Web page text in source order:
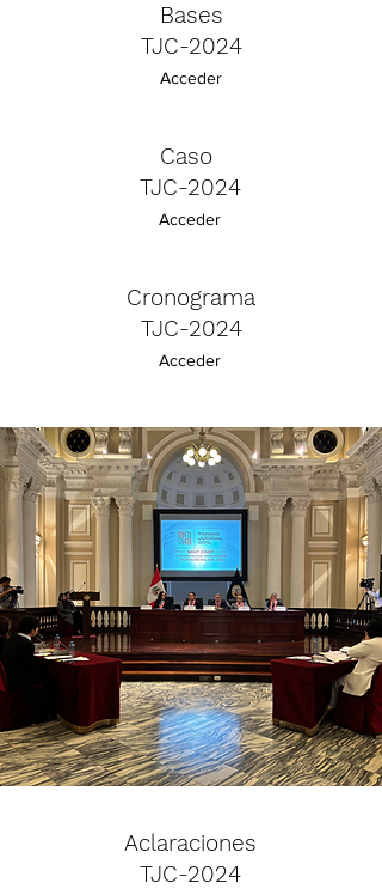
Bases
TJC-2024
Acceder
Caso
TJC-2024
Acceder
Cronograma
TJC-2024
Acceder
Aclaraciones
TJC-2024